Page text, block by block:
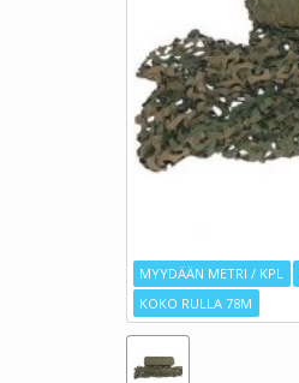
MYYDÄÄN METRI / KPL
KOKO RULLA 78M